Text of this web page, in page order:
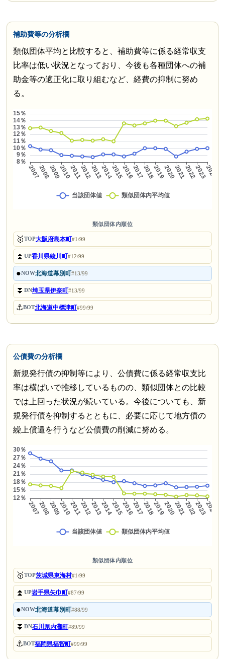
補助費等の分析欄
類似団体平均と比較すると、補助費等に係る経常収支
比率は低い状況となっており、今後も各種団体への補
助金等の適正化に取り組むなど、経費の抑制に努め
る。
類似団体内順位
🥇TOP大阪府島本町#1/99
⏫UP香川県綾川町#12/99
●NOW北海道幕別町#13/99
⏬DN埼玉県伊奈町#13/99
⚓BOT北海道中標津町#99/99
公債費の分析欄
新規発行債の抑制等により、公債費に係る経常収支比
率は横ばいで推移しているものの、類似団体との比較
では上回った状況が続いている。今後についても、新
規発行債を抑制するとともに、必要に応じて地方債の
繰上償還を行うなど公債費の削減に努める。
類似団体内順位
🥇TOP茨城県東海村#1/99
⏫UP岩手県矢巾町#87/99
●NOW北海道幕別町#88/99
⏬DN石川県内灘町#89/99
⚓BOT福岡県福智町#99/99